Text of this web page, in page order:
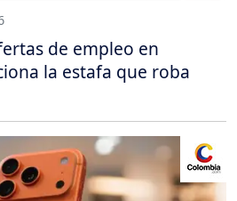
de empleo en
la estafa que roba